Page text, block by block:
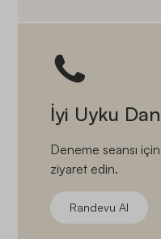
İyi Uyku
Deneme seansı
ziyaret edin.
Randevu Al